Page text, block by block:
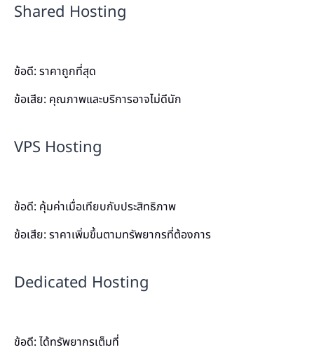
Shared Hosting
ข้อดี: ราคาถูกที่สุด
ข้อเสีย: คุณภาพและบริการอาจไม่ดีนัก
VPS Hosting
ข้อดี: คุ้มค่าเมื่อเทียบกับประสิทธิภาพ
ข้อเสีย: ราคาเพิ่มขึ้นตามทรัพยากรที่ต้องการ
Dedicated Hosting
ข้อดี: ได้ทรัพยากรเต็มที่